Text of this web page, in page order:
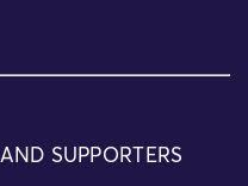
SUPPORTERS